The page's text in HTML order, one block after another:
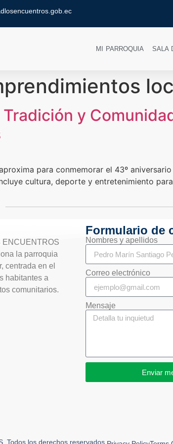
MI PARROQUIA SALA
y
para conmemorar el 43º
cultura, deporte y entretenimiento
ENCUENTROS
la parroquia
centrada en el
habitantes a
comunitarios.
Formulario de
Nombres y apellidos
Correo electrónico
Mensaje
Enviar
Todos los derechos reservados.